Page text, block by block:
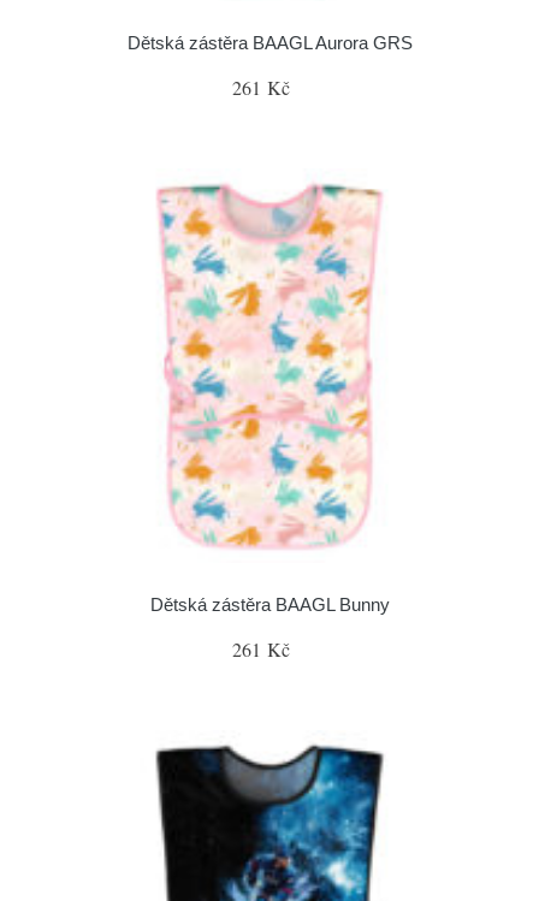
Dětská zástěra BAAGL Aurora GRS
261 Kč
Dětská zástěra BAAGL Bunny
261 Kč